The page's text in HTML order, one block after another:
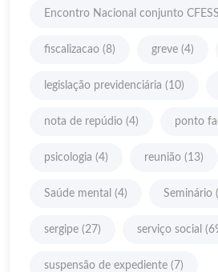
Encontro Nacional conjunto
fiscalizacao (8) greve (4)
legislação previdenciária (10)
nota de repúdio (4) ponto
psicologia (4) reunião (13)
Saúde mental (4) Seminário
sergipe (27) serviço social
suspensão de expediente (7)